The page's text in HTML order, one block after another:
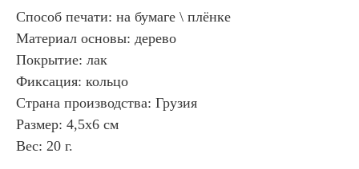
Способ печати: на бумаге \ плёнке
Материал основы: дерево
Покрытие: лак
Фиксация: кольцо
Страна производства: Грузия
Размер: 4,5x6 см
Вес: 20 г.